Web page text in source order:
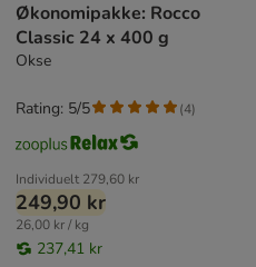
Økonomipakke: Rocco
Classic 24 x 400 g
Okse
Individuelt 279,60 kr
249,90 kr
26,00 kr / kg
237,41 kr
Rating: 5/5 (4)